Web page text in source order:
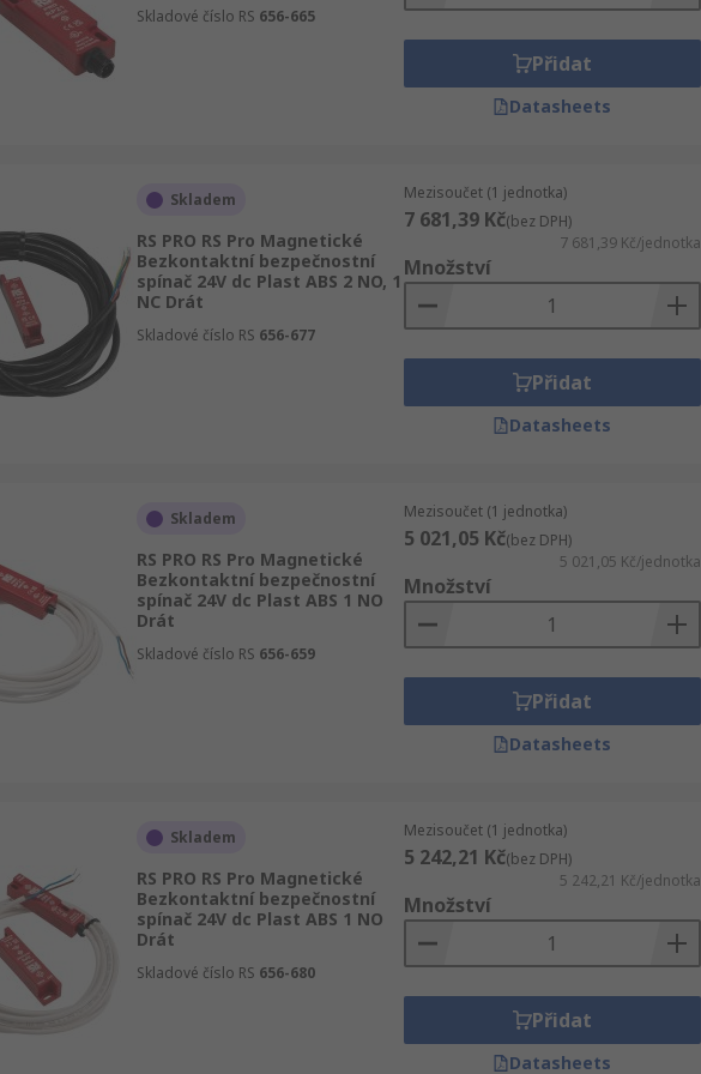
Skladové číslo RS 656-665
Přidat
Datasheets
Skladem
RS PRO RS Pro Magnetické
Bezkontaktní bezpečnostní
spínač 24V dc Plast ABS 2 NO, 1
NC Drát
Skladové číslo RS 656-677
Mezisoučet (1 jednotka)
7 681,39 Kč(bez DPH)
7 681,39 Kč/jednotka
Množství
Přidat
Datasheets
Skladem
RS PRO RS Pro Magnetické
Bezkontaktní bezpečnostní
spínač 24V dc Plast ABS 1 NO
Drát
Skladové číslo RS 656-659
Mezisoučet (1 jednotka)
5 021,05 Kč(bez DPH)
5 021,05 Kč/jednotka
Množství
Přidat
Datasheets
Skladem
RS PRO RS Pro Magnetické
Bezkontaktní bezpečnostní
spínač 24V dc Plast ABS 1 NO
Drát
Skladové číslo RS 656-680
Mezisoučet (1 jednotka)
5 242,21 Kč(bez DPH)
5 242,21 Kč/jednotka
Množství
Přidat
Datasheets